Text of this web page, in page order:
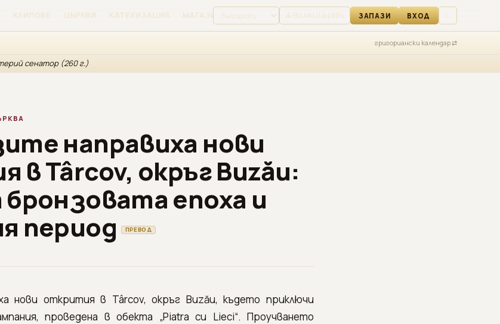
КЛИПОВЕ ЦЪРКВИ КАТЕХИЗАЦИЯ МАГАЗИН ВХОД ⛪ Всички Църкви ЗАПАЗИ ВХОД
григориански календар ⇄
сенатор (260 г.)
направиха нови
в Târcov, окръг Buzău:
епоха и
период
ПРЕВОД
нови открития в Târcov, окръг Buzău, където приключи
проведена в обекта „Piatra cu Lieci“. Проучването